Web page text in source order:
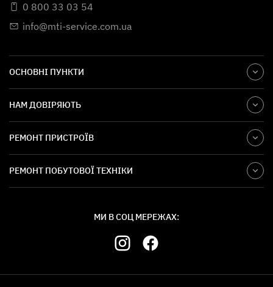
0 800 33 03 54
info@mti-service.com.ua
ОСНОВНІ ПУНКТИ
НАМ ДОВІРЯЮТЬ
РЕМОНТ ПРИСТРОЇВ
РЕМОНТ ПОБУТОВОЇ ТЕХНІКИ
МИ В СОЦ МЕРЕЖАХ: